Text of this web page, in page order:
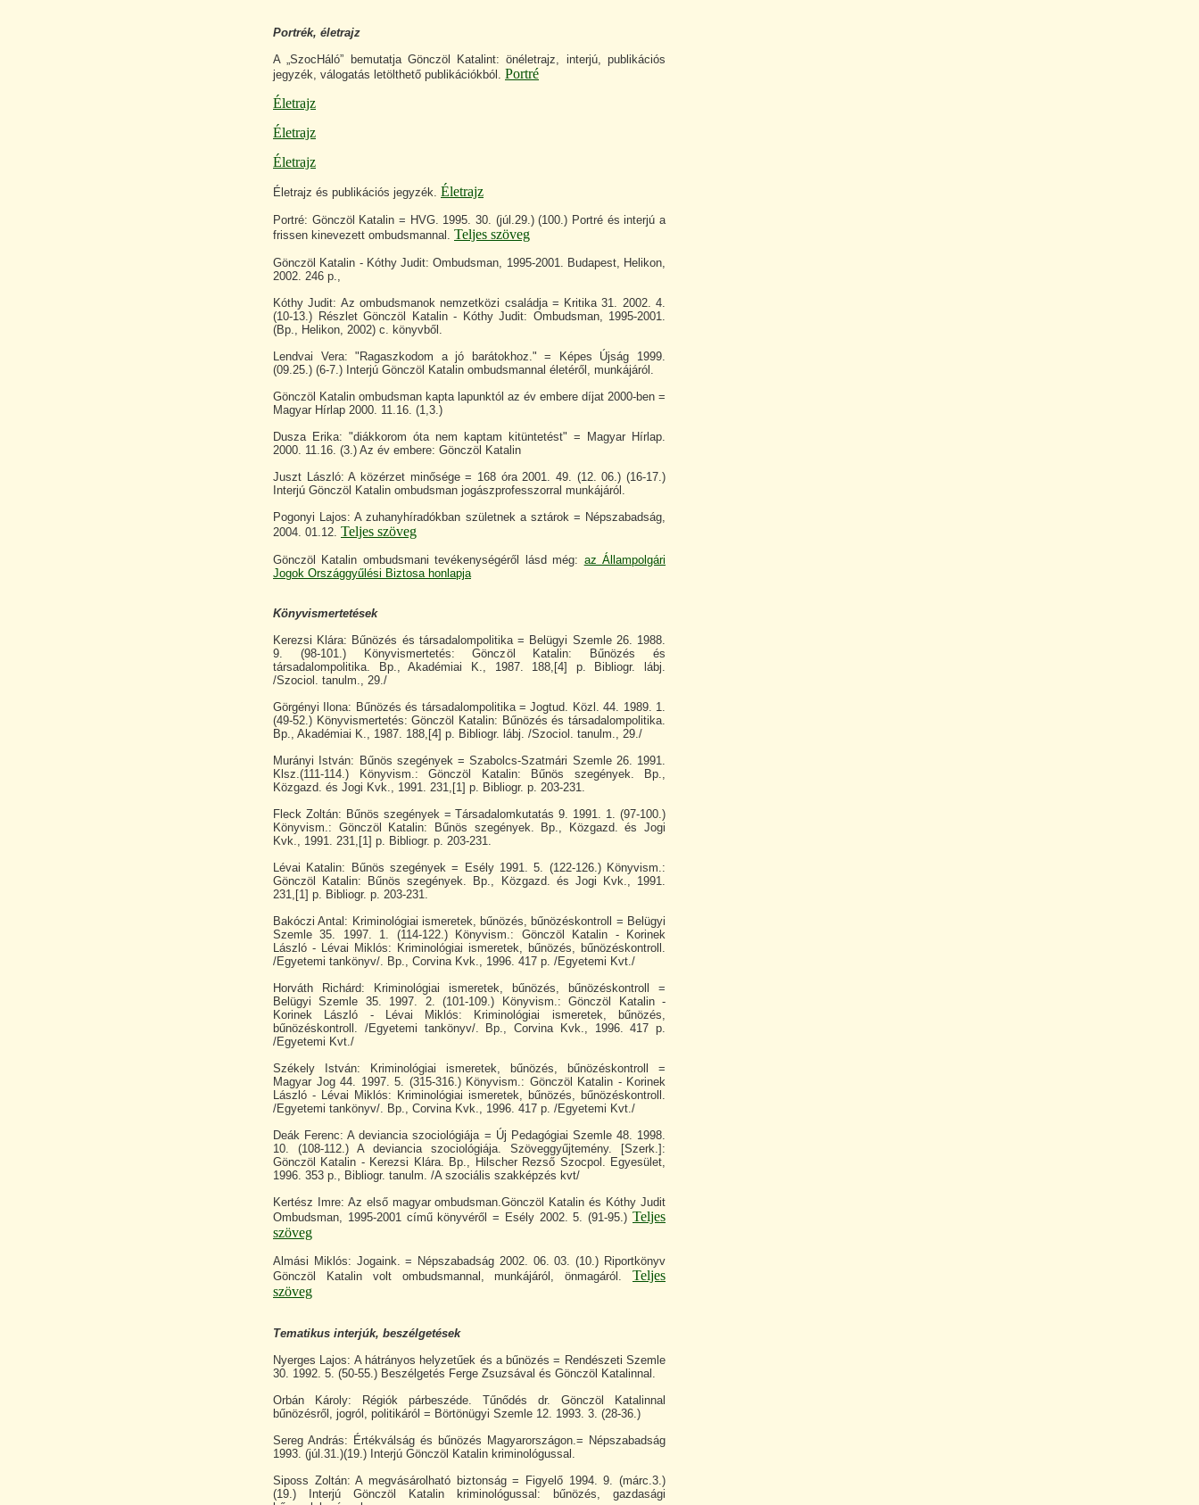
Portrék, életrajz
A „SzocHáló” bemutatja Gönczöl Katalint: önéletrajz, interjú, publikációs
jegyzék, válogatás letölthető publikációkból. Portré
Életrajz
Életrajz
Életrajz
Életrajz és publikációs jegyzék. Életrajz
Portré: Gönczöl Katalin = HVG. 1995. 30. (júl.29.) (100.) Portré és interjú a
frissen kinevezett ombudsmannal. Teljes szöveg
Gönczöl Katalin - Kóthy Judit: Ombudsman, 1995-2001. Budapest, Helikon,
2002. 246 p.,
Kóthy Judit: Az ombudsmanok nemzetközi családja = Kritika 31. 2002. 4.
(10-13.) Részlet Gönczöl Katalin - Kóthy Judit: Ombudsman, 1995-2001.
(Bp., Helikon, 2002) c. könyvből.
Lendvai Vera: "Ragaszkodom a jó barátokhoz." = Képes Újság 1999.
(09.25.) (6-7.) Interjú Gönczöl Katalin ombudsmannal életéről, munkájáról.
Gönczöl Katalin ombudsman kapta lapunktól az év embere díjat 2000-ben =
Magyar Hírlap 2000. 11.16. (1,3.)
Dusza Erika: "diákkorom óta nem kaptam kitüntetést" = Magyar Hírlap.
2000. 11.16. (3.) Az év embere: Gönczöl Katalin
Juszt László: A közérzet minősége = 168 óra 2001. 49. (12. 06.) (16-17.)
Interjú Gönczöl Katalin ombudsman jogászprofesszorral munkájáról.
Pogonyi Lajos: A zuhanyhíradókban születnek a sztárok = Népszabadság,
2004. 01.12. Teljes szöveg
Gönczöl Katalin ombudsmani tevékenységéről lásd még: az Állampolgári
Jogok Országgyűlési Biztosa honlapja
Könyvismertetések
Kerezsi Klára: Bűnözés és társadalompolitika = Belügyi Szemle 26. 1988.
9. (98-101.) Könyvismertetés: Gönczöl Katalin: Bűnözés és
társadalompolitika. Bp., Akadémiai K., 1987. 188,[4] p. Bibliogr. lábj.
/Szociol. tanulm., 29./
Görgényi Ilona: Bűnözés és társadalompolitika = Jogtud. Közl. 44. 1989. 1.
(49-52.) Könyvismertetés: Gönczöl Katalin: Bűnözés és társadalompolitika.
Bp., Akadémiai K., 1987. 188,[4] p. Bibliogr. lábj. /Szociol. tanulm., 29./
Murányi István: Bűnös szegények = Szabolcs-Szatmári Szemle 26. 1991.
Klsz.(111-114.) Könyvism.: Gönczöl Katalin: Bűnös szegények. Bp.,
Közgazd. és Jogi Kvk., 1991. 231,[1] p. Bibliogr. p. 203-231.
Fleck Zoltán: Bűnös szegények = Társadalomkutatás 9. 1991. 1. (97-100.)
Könyvism.: Gönczöl Katalin: Bűnös szegények. Bp., Közgazd. és Jogi
Kvk., 1991. 231,[1] p. Bibliogr. p. 203-231.
Lévai Katalin: Bűnös szegények = Esély 1991. 5. (122-126.) Könyvism.:
Gönczöl Katalin: Bűnös szegények. Bp., Közgazd. és Jogi Kvk., 1991.
231,[1] p. Bibliogr. p. 203-231.
Bakóczi Antal: Kriminológiai ismeretek, bűnözés, bűnözéskontroll = Belügyi
Szemle 35. 1997. 1. (114-122.) Könyvism.: Gönczöl Katalin - Korinek
László - Lévai Miklós: Kriminológiai ismeretek, bűnözés, bűnözéskontroll.
/Egyetemi tankönyv/. Bp., Corvina Kvk., 1996. 417 p. /Egyetemi Kvt./
Horváth Richárd: Kriminológiai ismeretek, bűnözés, bűnözéskontroll =
Belügyi Szemle 35. 1997. 2. (101-109.) Könyvism.: Gönczöl Katalin -
Korinek László - Lévai Miklós: Kriminológiai ismeretek, bűnözés,
bűnözéskontroll. /Egyetemi tankönyv/. Bp., Corvina Kvk., 1996. 417 p.
/Egyetemi Kvt./
Székely István: Kriminológiai ismeretek, bűnözés, bűnözéskontroll =
Magyar Jog 44. 1997. 5. (315-316.) Könyvism.: Gönczöl Katalin - Korinek
László - Lévai Miklós: Kriminológiai ismeretek, bűnözés, bűnözéskontroll.
/Egyetemi tankönyv/. Bp., Corvina Kvk., 1996. 417 p. /Egyetemi Kvt./
Deák Ferenc: A deviancia szociológiája = Új Pedagógiai Szemle 48. 1998.
10. (108-112.) A deviancia szociológiája. Szöveggyűjtemény. [Szerk.]:
Gönczöl Katalin - Kerezsi Klára. Bp., Hilscher Rezső Szocpol. Egyesület,
1996. 353 p., Bibliogr. tanulm. /A szociális szakképzés kvt/
Kertész Imre: Az első magyar ombudsman.Gönczöl Katalin és Kóthy Judit
Ombudsman, 1995-2001 című könyvéről = Esély 2002. 5. (91-95.) Teljes
szöveg
Almási Miklós: Jogaink. = Népszabadság 2002. 06. 03. (10.) Riportkönyv
Gönczöl Katalin volt ombudsmannal, munkájáról, önmagáról. Teljes
szöveg
Tematikus interjúk, beszélgetések
Nyerges Lajos: A hátrányos helyzetűek és a bűnözés = Rendészeti Szemle
30. 1992. 5. (50-55.) Beszélgetés Ferge Zsuzsával és Gönczöl Katalinnal.
Orbán Károly: Régiók párbeszéde. Tűnődés dr. Gönczöl Katalinnal
bűnözésről, jogról, politikáról = Börtönügyi Szemle 12. 1993. 3. (28-36.)
Sereg András: Értékválság és bűnözés Magyarországon.= Népszabadság
1993. (júl.31.)(19.) Interjú Gönczöl Katalin kriminológussal.
Siposs Zoltán: A megvásárolható biztonság = Figyelő 1994. 9. (márc.3.)
(19.) Interjú Gönczöl Katalin kriminológussal: bűnözés, gazdasági